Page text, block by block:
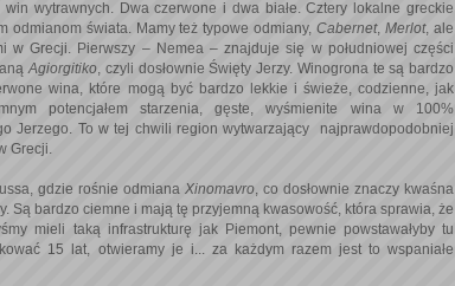
wytrawnych. Dwa czerwone i dwa białe. Cztery lokalne greckie
odmianom świata. Mamy też typowe odmiany,Cabernet,Merlot, ale
w Grecji. Pierwszy – Nemea – znajduje się w południowej części
Agiorgitiko , czyli dosłownie Święty Jerzy. Winogrona te są bardzo
wina, które mogą być bardzo lekkie i świeże, codzienne, jak
potencjałem starzenia, gęste, wyśmienite wina w 100%
Jerzego. To w tej chwili region wytwarzający najprawdopodobniej
Grecji.
gdzie rośnie odmiana Xinomavro , co dosłownie znaczy kwaśna
Są bardzo ciemne i mają tę przyjemną kwasowość, która sprawia, że
mieli taką infrastrukturę jak Piemont, pewnie powstawałyby tu
15 lat, otwieramy je i... za każdym razem jest to wspaniałe